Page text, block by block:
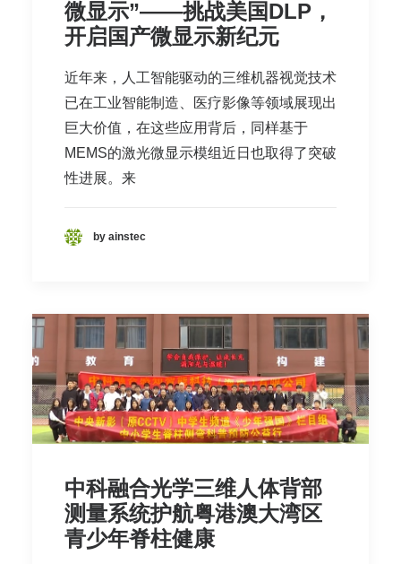
微显示”——挑战美国DLP，
开启国产微显示新纪元
近年来，人工智能驱动的三维机器视觉技术
已在工业智能制造、医疗影像等领域展现出
巨大价值，在这些应用背后，同样基于
MEMS的激光微显示模组近日也取得了突破
性进展。来
by ainstec
中科融合光学三维人体背部
测量系统护航粤港澳大湾区
青少年脊柱健康